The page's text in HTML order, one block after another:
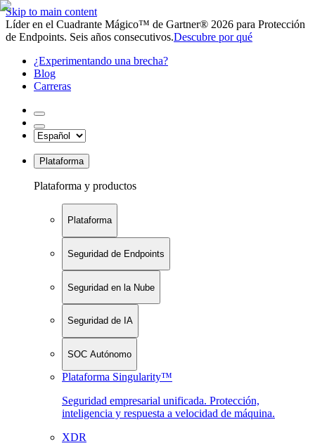
Skip to main content
Líder en el Cuadrante Mágico™ de Gartner® 2026 para Protección
de Endpoints. Seis años consecutivos.Descubre por qué
¿Experimentando una brecha?
Blog
Carreras
Plataforma
Plataforma y productos
Plataforma
Seguridad de Endpoints
Seguridad en la Nube
Seguridad de IA
SOC Autónomo
Plataforma Singularity™
Seguridad empresarial unificada. Protección,
inteligencia y respuesta a velocidad de máquina.
XDR